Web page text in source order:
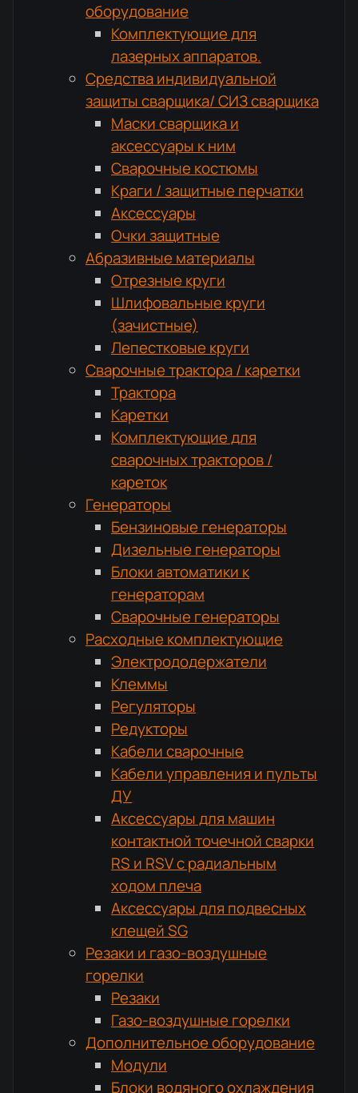
оборудование
Комплектующие для
лазерных аппаратов.
Средства индивидуальной
защиты сварщика/ СИЗ сварщика
Маски сварщика и
аксессуары к ним
Сварочные костюмы
Краги / защитные перчатки
Аксессуары
Очки защитные
Абразивные материалы
Отрезные круги
Шлифовальные круги
(зачистные)
Лепестковые круги
Сварочные трактора / каретки
Трактора
Каретки
Комплектующие для
сварочных тракторов /
кареток
Генераторы
Бензиновые генераторы
Дизельные генераторы
Блоки автоматики к
генераторам
Сварочные генераторы
Расходные комплектующие
Электрододержатели
Клеммы
Регуляторы
Редукторы
Кабели сварочные
Кабели управления и пульты
ДУ
Аксессуары для машин
контактной точечной сварки
RS и RSV с радиальным
ходом плеча
Аксессуары для подвесных
клещей SG
Резаки и газо-воздушные
горелки
Резаки
Газо-воздушные горелки
Дополнительное оборудование
Модули
Блоки водяного охлаждения